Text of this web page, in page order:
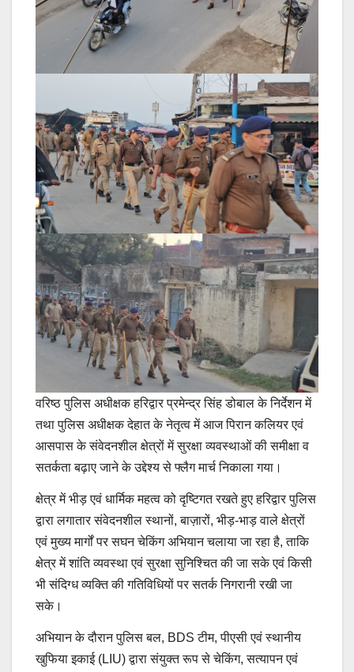
वरिष्ठ पुलिस अधीक्षक हरिद्वार प्रमेन्द्र सिंह डोबाल के निर्देशन में
तथा पुलिस अधीक्षक देहात के नेतृत्व में आज पिरान कलियर एवं
आसपास के संवेदनशील क्षेत्रों में सुरक्षा व्यवस्थाओं की समीक्षा व
सतर्कता बढ़ाए जाने के उद्देश्य से फ्लैग मार्च निकाला गया।
क्षेत्र में भीड़ एवं धार्मिक महत्व को दृष्टिगत रखते हुए हरिद्वार पुलिस
द्वारा लगातार संवेदनशील स्थानों, बाज़ारों, भीड़-भाड़ वाले क्षेत्रों
एवं मुख्य मार्गों पर सघन चेकिंग अभियान चलाया जा रहा है, ताकि
क्षेत्र में शांति व्यवस्था एवं सुरक्षा सुनिश्चित की जा सके एवं किसी
भी संदिग्ध व्यक्ति की गतिविधियों पर सतर्क निगरानी रखी जा
सके।
अभियान के दौरान पुलिस बल, BDS टीम, पीएसी एवं स्थानीय
खुफिया इकाई (LIU) द्वारा संयुक्त रूप से चेकिंग, सत्यापन एवं